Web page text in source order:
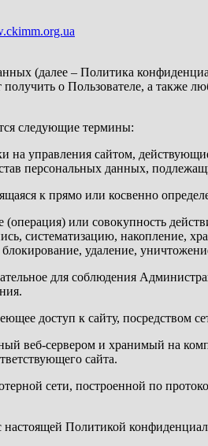
(далее – Политика
о Пользователе, а также
следующие термины:
управления сайтом,
персональных данных,
к прямо или косвенно
или совокупность
систематизацию, накопление,
удаление,
для соблюдения
доступ к сайту, посредством
веб-сервером и хранимый на
сайта.
сети, построенной по
настоящей Политикой